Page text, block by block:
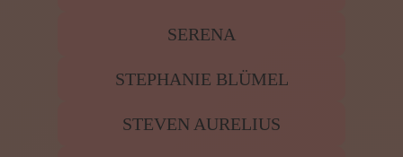
SERENA
STEPHANIE BLÜMEL
STEVEN AURELIUS